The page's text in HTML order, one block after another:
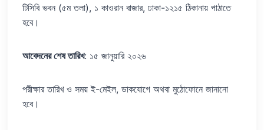
টিসিবি ভবন (৫ম তলা), ১ কাওরান বাজার, ঢাকা-১২১৫ ঠিকানায় পাঠাতে
হবে।
আবেদনের শেষ তারিখ: ১৫ জানুয়ারি ২০২৬
পরীক্ষার তারিখ ও সময় ই-মেইল, ডাকযোগে অথবা মুঠোফোনে জানানো
হবে।